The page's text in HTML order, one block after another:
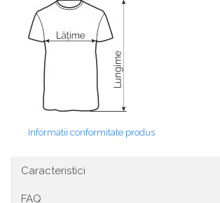
Informatii conformitate produs
Caracteristici
FAQ